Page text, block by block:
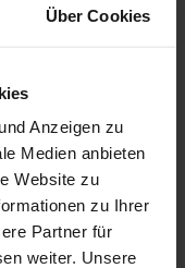
Über Cookies
Anzeigen zu
Medien anbieten
Website zu
zu Ihrer
Partner für
weiter. Unsere